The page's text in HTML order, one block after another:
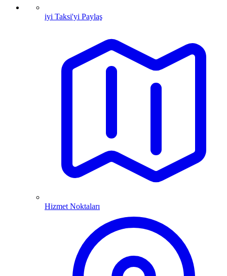
iyi Taksi'yi Paylaş
Hizmet Noktaları